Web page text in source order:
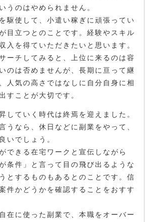
うのはやめられません。
駆使して、小遣い稼ぎに頑張ってい
目立つとのことです。経験やスキル
入を得ていただきたいと思います。
ーチしてみると、上位に来るのは容
のは否めませんが、長期に亘って継
人気の高さではなしに自分自身に相
すことが大切です。
していく時代は終焉を迎えました。
うなら、休日などに副業をやって、
いでしょう。
できる在宅ワークと宣伝しながら
条件」と言って目の飛び出るような
とするものもあるとのことです。信
件かどうかを確認することをおすす
在に使った副業で、本職をオーバー